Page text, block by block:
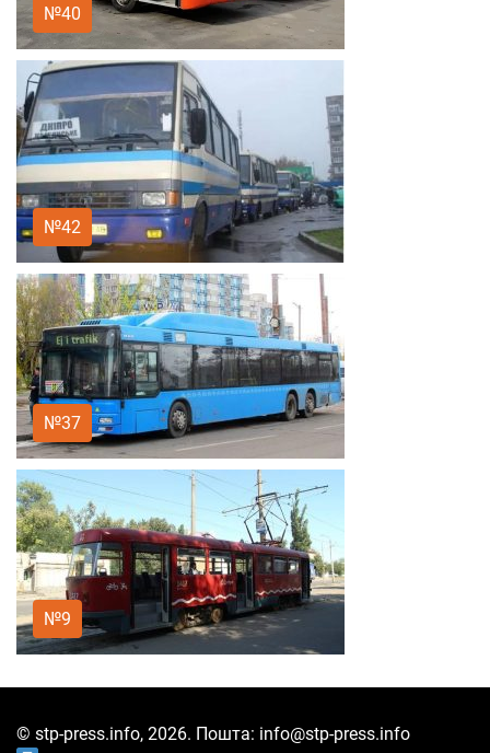
№40
№42
№37
№9
© stp-press.info, 2026. Пошта: info@stp-press.info